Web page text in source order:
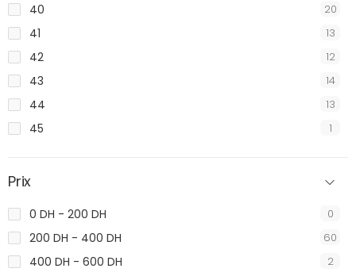
40 20
41 13
42 12
43 14
44 13
45 1
Prix
0 DH - 200 DH 0
200 DH - 400 DH 60
400 DH - 600 DH 2